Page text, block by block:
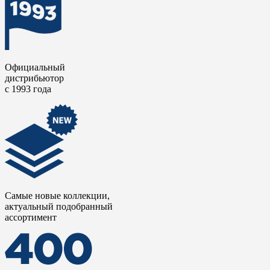
Официальный
дистрибьютор
с 1993 года
Самые новые коллекции,
актуальный подобранный
ассортимент